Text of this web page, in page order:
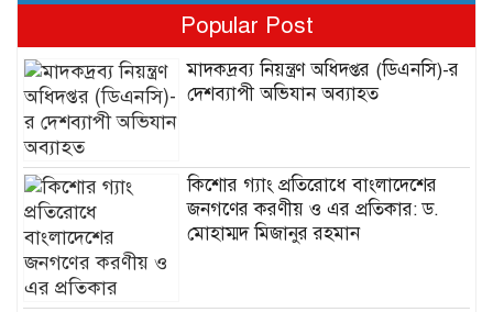
Popular Post
মাদকদ্রব্য নিয়ন্ত্রণ অধিদপ্তর (ডিএনসি)-র
দেশব্যাপী অভিযান অব্যাহত
কিশোর গ্যাং প্রতিরোধে বাংলাদেশের
জনগণের করণীয় ও এর প্রতিকার: ড.
মোহাম্মদ মিজানুর রহমান